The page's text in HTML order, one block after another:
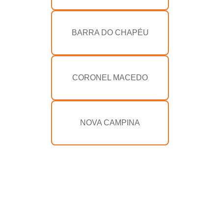
BARRA DO CHAPÉU
CORONEL MACEDO
NOVA CAMPINA